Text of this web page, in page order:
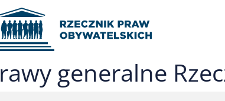
Enter)
generalne